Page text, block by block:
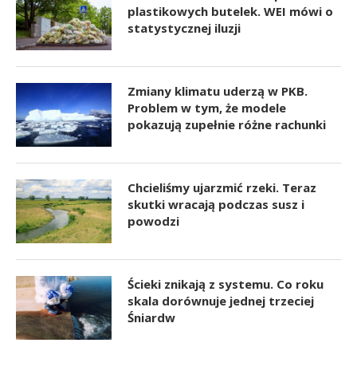
plastikowych butelek. WEI mówi o
statystycznej iluzji
Zmiany klimatu uderzą w PKB.
Problem w tym, że modele
pokazują zupełnie różne rachunki
Chcieliśmy ujarzmić rzeki. Teraz
skutki wracają podczas susz i
powodzi
Ścieki znikają z systemu. Co roku
skala dorównuje jednej trzeciej
Śniardw